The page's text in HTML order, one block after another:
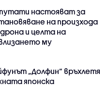
настояват за
на произхода
и целта на
му
„Долфин” връхлетя
японска